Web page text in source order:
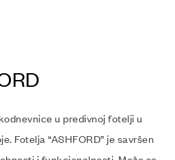
u predivnoj fotelji u
Fotelja “ASHFORD” je savršen